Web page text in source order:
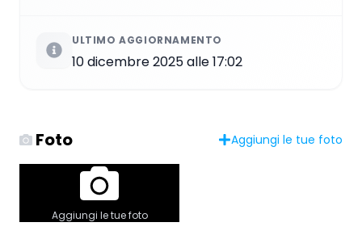
ULTIMO AGGIORNAMENTO
10 dicembre 2025 alle 17:02
Foto Aggiungi le tue foto
Aggiungi le tue foto